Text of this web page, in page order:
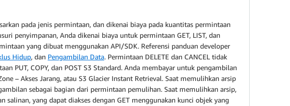
pada jenis permintaan, dan dikenai biaya pada kuantitas permintaan
penyimpanan, Anda dikenai biaya untuk permintaan GET, LIST, dan
yang dibuat menggunakan API/SDK. Referensi panduan developer
Hidup, dan Pengambilan Data. Permintaan DELETE dan CANCEL tidak
PUT, COPY, dan POST S3 Standard. Anda membayar untuk pengambilan
– Akses Jarang, atau S3 Glacier Instant Retrieval. Saat memulihkan arsip
sebagai bagian dari permintaan pemulihan. Saat memulihkan arsip,
yang dapat diakses dengan GET menggunakan kunci objek yang